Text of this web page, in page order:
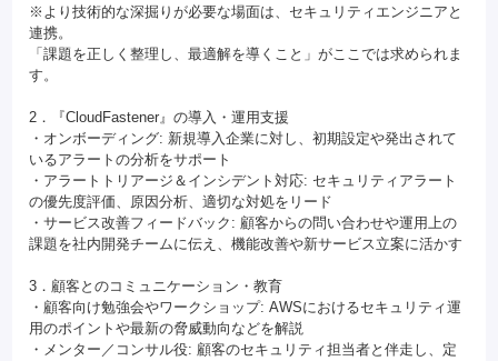
※より技術的な深掘りが必要な場面は、セキュリティエンジニアと
連携。
「課題を正しく整理し、最適解を導くこと」がここでは求められま
す。
2．『CloudFastener』の導入・運用支援
・オンボーディング: 新規導入企業に対し、初期設定や発出されて
いるアラートの分析をサポート
・アラートトリアージ＆インシデント対応: セキュリティアラート
の優先度評価、原因分析、適切な対処をリード
・サービス改善フィードバック: 顧客からの問い合わせや運用上の
課題を社内開発チームに伝え、機能改善や新サービス立案に活かす
3．顧客とのコミュニケーション・教育
・顧客向け勉強会やワークショップ: AWSにおけるセキュリティ運
用のポイントや最新の脅威動向などを解説
・メンター／コンサル役: 顧客のセキュリティ担当者と伴走し、定